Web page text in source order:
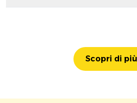
Scopri di più